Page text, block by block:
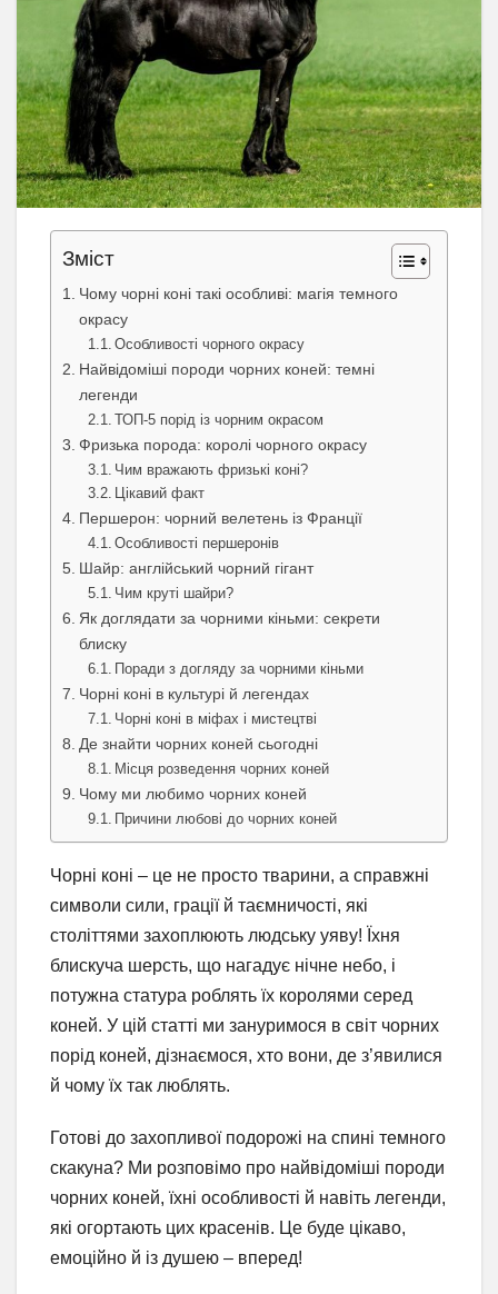
Зміст
Чому чорні коні такі особливі: магія темного
окрасу
Особливості чорного окрасу
Найвідоміші породи чорних коней: темні
легенди
ТОП-5 порід із чорним окрасом
Фризька порода: королі чорного окрасу
Чим вражають фризькі коні?
Цікавий факт
Першерон: чорний велетень із Франції
Особливості першеронів
Шайр: англійський чорний гігант
Чим круті шайри?
Як доглядати за чорними кіньми: секрети
блиску
Поради з догляду за чорними кіньми
Чорні коні в культурі й легендах
Чорні коні в міфах і мистецтві
Де знайти чорних коней сьогодні
Місця розведення чорних коней
Чому ми любимо чорних коней
Причини любові до чорних коней
Чорні коні – це не просто тварини, а справжні
символи сили, грації й таємничості, які
століттями захоплюють людську уяву! Їхня
блискуча шерсть, що нагадує нічне небо, і
потужна статура роблять їх королями серед
коней. У цій статті ми зануримося в світ чорних
порід коней, дізнаємося, хто вони, де з’явилися
й чому їх так люблять.
Готові до захопливої подорожі на спині темного
скакуна? Ми розповімо про найвідоміші породи
чорних коней, їхні особливості й навіть легенди,
які огортають цих красенів. Це буде цікаво,
емоційно й із душею – вперед!